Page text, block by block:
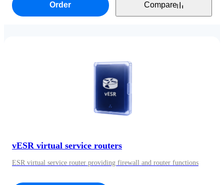
Order Compare
vESR virtual service routers
ESR virtual service router providing firewall and router functions